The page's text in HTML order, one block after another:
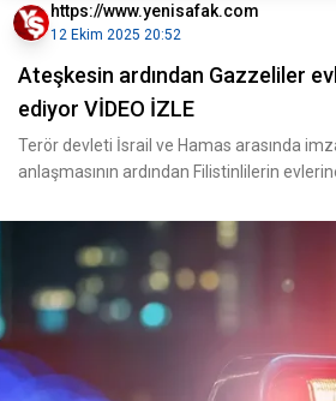
https://www.yenisafak.com
12 Ekim 2025 20:52
Ateşkesin ardından Gazzeliler
ediyor VİDEO İZLE
Terör devleti İsrail ve Hamas arasında
anlaşmasının ardından Filistinlilerin